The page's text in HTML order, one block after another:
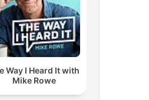
Way I Heard It with
Mike Rowe